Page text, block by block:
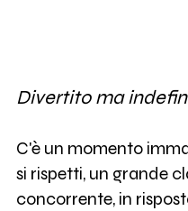
Divertito ma
C'è un momento
si rispetti, un grande
concorrente, in